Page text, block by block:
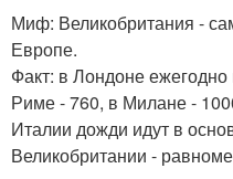
Миф: Великобритания -
Европе.
Факт: в Лондоне
Риме - 760, в Милане -
Италии дожди идут в
Великобритании -